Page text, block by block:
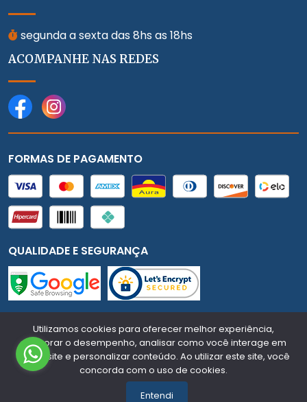
segunda a sexta das 8hs as 18hs
ACOMPANHE NAS REDES
FORMAS DE PAGAMENTO
QUALIDADE E SEGURANÇA
Mundial Auto - CNPJ:91.731.307/0001-18
Todos os
direitos reservados.2026
Desenvolvido Por:
Utilizamos cookies para oferecer melhor experiência,
melhorar o desempenho, analisar como você interage em
nosso site e personalizar conteúdo. Ao utilizar este site, você
concorda com o uso de cookies.
Entendi